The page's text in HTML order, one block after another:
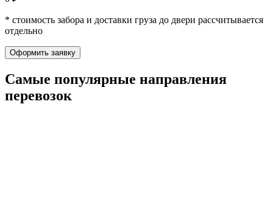
* стоимость забора и доставки груза до двери рассчитывается
отдельно
Оформить заявку
Самые популярные направления
перевозок